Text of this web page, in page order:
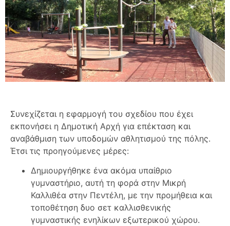
Συνεχίζεται η εφαρμογή του σχεδίου που έχει
εκπονήσει η Δημοτική Αρχή για επέκταση και
αναβάθμιση των υποδομών αθλητισμού της πόλης.
Έτσι τις προηγούμενες μέρες:
Δημιουργήθηκε ένα ακόμα υπαίθριο
γυμναστήριο, αυτή τη φορά στην Μικρή
Καλλιθέα στην Πεντέλη, με την προμήθεια και
τοποθέτηση δυο σετ καλλισθενικής
γυμναστικής ενηλίκων εξωτερικού χώρου.